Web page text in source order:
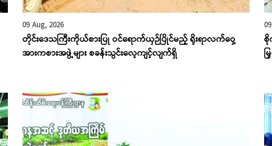
09 Aug, 2026
တိုင်းဒေသကြီးကိုယ်စားပြု ဝင်ရောက်ယှဉ်ပြိုင်မည့် ရိုးရာလက်ဝှေ့
အားကစားအဖွဲ့များ စခန်းသွင်းလေ့ကျင့်လျက်ရှိ
စို
မ